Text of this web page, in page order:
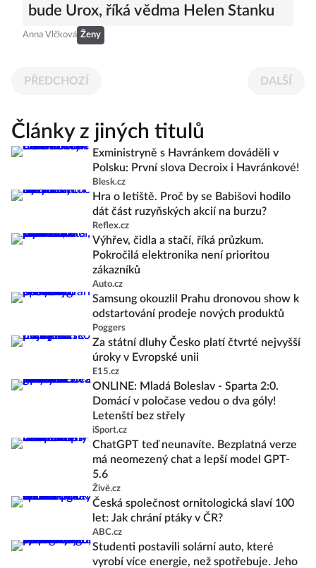
bude Urox, říká vědma Helen Stanku
Anna Vlčková Ženy
PŘEDCHOZÍ DALŠÍ
Články z jiných titulů
Exministryně s Havránkem dováděli v
Polsku: První slova Decroix i Havránkové!
Blesk.cz
Hra o letiště. Proč by se Babišovi hodilo
dát část ruzyňských akcií na burzu?
Reflex.cz
Výhřev, čidla a stačí, říká průzkum.
Pokročilá elektronika není prioritou
zákazníků
Auto.cz
Samsung okouzlil Prahu dronovou show k
odstartování prodeje nových produktů
Poggers
Za státní dluhy Česko platí čtvrté nejvyšší
úroky v Evropské unii
E15.cz
ONLINE: Mladá Boleslav - Sparta 2:0.
Domácí v poločase vedou o dva góly!
Letenští bez střely
iSport.cz
ChatGPT teď neunavíte. Bezplatná verze
má neomezený chat a lepší model GPT-
5.6
Živě.cz
Česká společnost ornitologická slaví 100
let: Jak chrání ptáky v ČR?
ABC.cz
Studenti postavili solární auto, které
vyrobí více energie, než spotřebuje. Jeho